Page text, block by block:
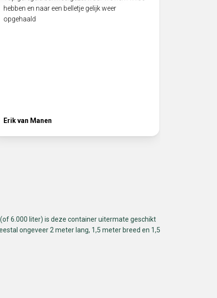
hebben en naar een belletje gelijk weer
opgehaald
Erik van Manen
6.000 liter) is deze container uitermate geschikt
ongeveer 2 meter lang, 1,5 meter breed en 1,5